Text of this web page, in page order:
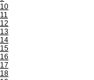
10
11
12
13
14
15
16
17
18